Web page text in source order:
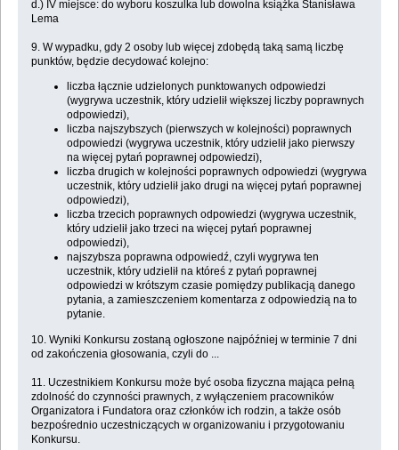
d.) IV miejsce: do wyboru koszulka lub dowolna książka Stanisława
Lema
9. W wypadku, gdy 2 osoby lub więcej zdobędą taką samą liczbę
punktów, będzie decydować kolejno:
liczba łącznie udzielonych punktowanych odpowiedzi
(wygrywa uczestnik, który udzielił większej liczby poprawnych
odpowiedzi),
liczba najszybszych (pierwszych w kolejności) poprawnych
odpowiedzi (wygrywa uczestnik, który udzielił jako pierwszy
na więcej pytań poprawnej odpowiedzi),
liczba drugich w kolejności poprawnych odpowiedzi (wygrywa
uczestnik, który udzielił jako drugi na więcej pytań poprawnej
odpowiedzi),
liczba trzecich poprawnych odpowiedzi (wygrywa uczestnik,
który udzielił jako trzeci na więcej pytań poprawnej
odpowiedzi),
najszybsza poprawna odpowiedź, czyli wygrywa ten
uczestnik, który udzielił na któreś z pytań poprawnej
odpowiedzi w krótszym czasie pomiędzy publikacją danego
pytania, a zamieszczeniem komentarza z odpowiedzią na to
pytanie.
10. Wyniki Konkursu zostaną ogłoszone najpóźniej w terminie 7 dni
od zakończenia głosowania, czyli do ...
11. Uczestnikiem Konkursu może być osoba fizyczna mająca pełną
zdolność do czynności prawnych, z wyłączeniem pracowników
Organizatora i Fundatora oraz członków ich rodzin, a także osób
bezpośrednio uczestniczących w organizowaniu i przygotowaniu
Konkursu.